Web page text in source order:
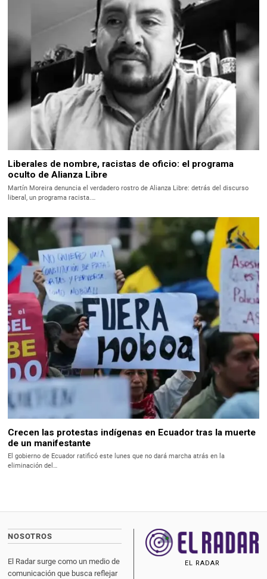
Liberales de nombre, racistas de oficio: el programa
oculto de Alianza Libre
Martín Moreira denuncia el verdadero rostro de Alianza Libre: detrás del discurso
liberal, un programa racista.…
Crecen las protestas indígenas en Ecuador tras la muerte
de un manifestante
El gobierno de Ecuador ratificó este lunes que no dará marcha atrás en la
eliminación del…
NOSOTROS
El Radar surge como un medio de
comunicación que busca reflejar
EL RADAR